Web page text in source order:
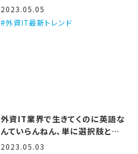
2023.05.05
外資IT最新トレンド
外資IT業界で生きてくのに英語な
んていらんねん、単に選択肢と仕
事の面白さが減るだけや
2023.05.03